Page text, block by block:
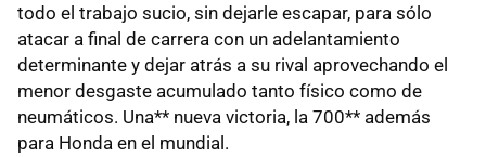
todo el trabajo sucio, sin dejarle escapar, para sólo
atacar a final de carrera con un adelantamiento
determinante y dejar atrás a su rival aprovechando el
menor desgaste acumulado tanto físico como de
neumáticos. Una** nueva victoria, la 700** además
para Honda en el mundial.